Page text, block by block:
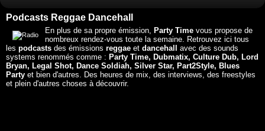
Podcasts Reggae Dancehall
En plus de sa propre émission, Party Timevous propose de
nombreux rendez-vous toute la semaine. Retrouvez ici tous
les podcasts des émissions reggae et dancehall
avec des sounds
systems renommés comme : Party Time, Dubmatix, Culture Dub, Lord
Bryan, Legal Shot, Dance Soldiah, Silver Star, Part2Style, Blues
Party et bien d'autres. Des heures de mix, des interviews, des freestyles
et plein d'autres choses à découvrir.